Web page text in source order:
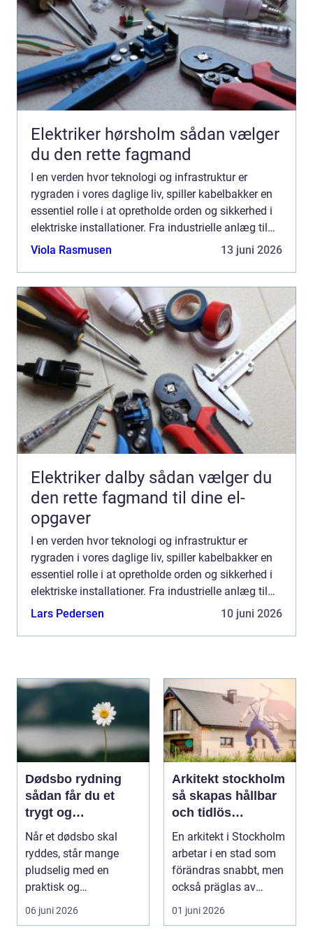
Elektriker hørsholm sådan vælger
du den rette fagmand
I en verden hvor teknologi og infrastruktur er
rygraden i vores daglige liv, spiller kabelbakker en
essentiel rolle i at opretholde orden og sikkerhed i
elektriske installationer. Fra industrielle anlæg til
kontorbygninger sikrer kabelbakker, a...
Viola Rasmusen 13 juni 2026
Elektriker dalby sådan vælger du
den rette fagmand til dine el-
opgaver
I en verden hvor teknologi og infrastruktur er
rygraden i vores daglige liv, spiller kabelbakker en
essentiel rolle i at opretholde orden og sikkerhed i
elektriske installationer. Fra industrielle anlæg til
kontorbygninger sikrer kabelbakker, a...
Lars Pedersen 10 juni 2026
Dødsbo rydning
sådan får du et
trygt og
respektfuldt forløb
Når et dødsbo skal
ryddes, står mange
pludselig med en
praktisk og
følelsesmæssig
opgave på én gang....
06 juni 2026
Arkitekt stockholm
så skapas hållbar
och tidlös
arkitektur i
huvudstaden
En arkitekt i Stockholm
arbetar i en stad som
förändras snabbt, men
också präglas av
starka historis...
01 juni 2026